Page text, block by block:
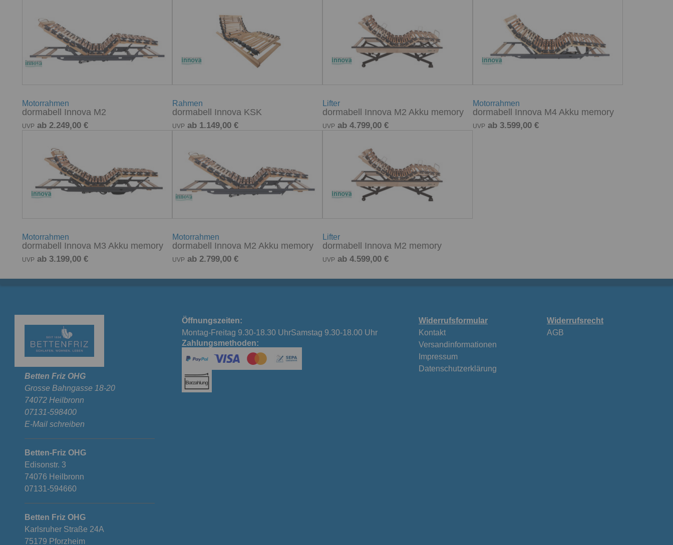
Motorrahmen
dormabell Innova M2
UVP ab 2.249,00 €
Rahmen
dormabell Innova KSK
UVP ab 1.149,00 €
Lifter
dormabell Innova M2 Akku memory
UVP ab 4.799,00 €
Motorrahmen
dormabell Innova M4 Akku memory
UVP ab 3.599,00 €
Motorrahmen
dormabell Innova M3 Akku memory
UVP ab 3.199,00 €
Motorrahmen
dormabell Innova M2 Akku memory
UVP ab 2.799,00 €
Lifter
dormabell Innova M2 memory
UVP ab 4.599,00 €
Betten Friz OHG
Grosse Bahngasse 18-20
74072 Heilbronn
07131-598400
E-Mail schreiben
Betten-Friz OHG
Edisonstr. 3
74076 Heilbronn
07131-594660
Betten Friz OHG
Karlsruher Straße 24A
75179 Pforzheim
Öffnungszeiten:
Montag-Freitag 9.30-18.30 UhrSamstag 9.30-18.00 Uhr
Zahlungsmethoden:
Widerrufsformular
Kontakt
Versandinformationen
Impressum
Datenschutzerklärung
Widerrufsrecht
AGB